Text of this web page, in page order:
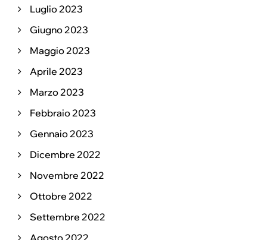
Luglio 2023
Giugno 2023
Maggio 2023
Aprile 2023
Marzo 2023
Febbraio 2023
Gennaio 2023
Dicembre 2022
Novembre 2022
Ottobre 2022
Settembre 2022
Agosto 2022